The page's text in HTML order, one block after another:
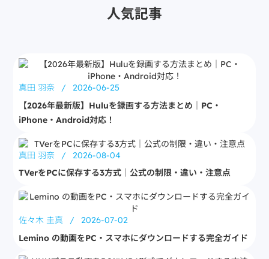
人気記事
真田 羽奈 /
2026-06-25
【2026年最新版】Huluを録画する方法まとめ｜PC・
iPhone・Android対応！
真田 羽奈 /
2026-08-04
TVerをPCに保存する3方式｜公式の制限・違い・注意点
佐々木 圭真 /
2026-07-02
Lemino の動画をPC・スマホにダウンロードする完全ガイド